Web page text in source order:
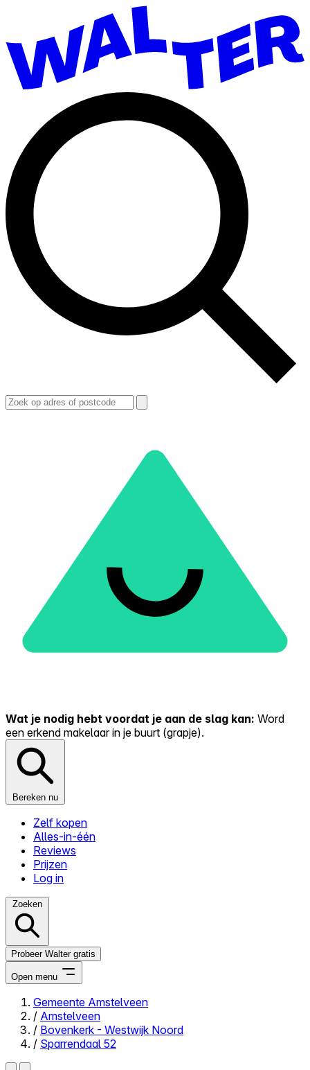
Wat je nodig hebt voordat je aan de slag kan: Word
een erkend makelaar in je buurt (grapje).
Bereken nu
Zelf kopen
Alles-in-één
Reviews
Prijzen
Log in
Zoeken
Probeer Walter gratis
Open menu
Close menu
Gemeente Amstelveen
/ Amstelveen
/ Bovenkerk - Westwijk Noord
/ Sparrendaal 52